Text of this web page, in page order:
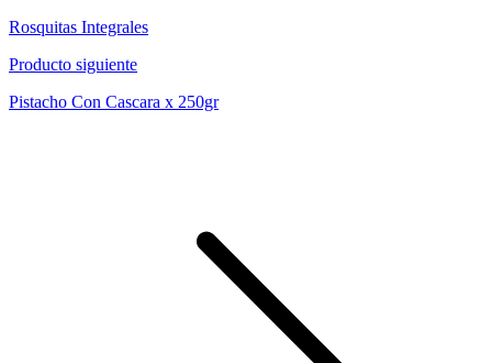
Rosquitas Integrales
Producto siguiente
Pistacho Con Cascara x 250gr